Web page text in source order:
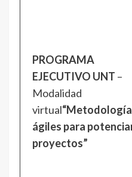
PROGRAMA
EJECUTIVO UNT –
Modalidad
virtual
ágiles para
proyectos”